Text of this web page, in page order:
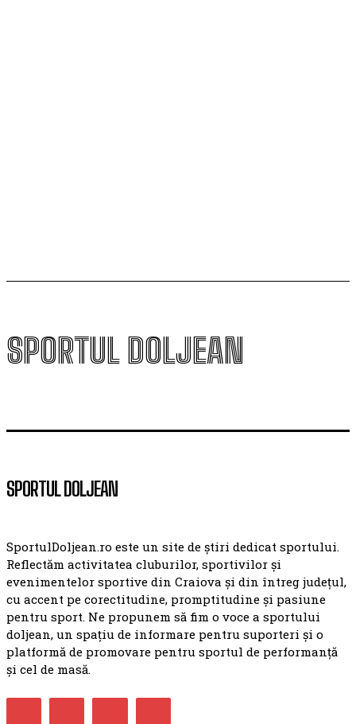
SPORTUL DOLJEAN
SPORTUL DOLJEAN
SportulDoljean.ro este un site de știri dedicat sportului.
Reflectăm activitatea cluburilor, sportivilor și
evenimentelor sportive din Craiova și din întreg județul,
cu accent pe corectitudine, promptitudine și pasiune
pentru sport. Ne propunem să fim o voce a sportului
doljean, un spațiu de informare pentru suporteri și o
platformă de promovare pentru sportul de performanță
și cel de masă.